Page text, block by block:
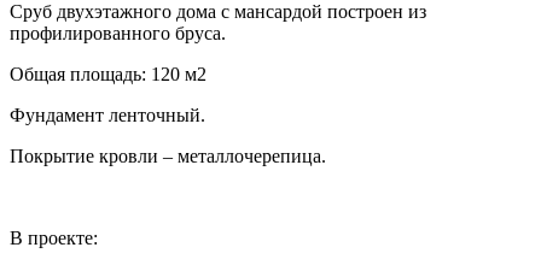
Сруб двухэтажного дома с мансардой построен из
профилированного бруса.
Общая площадь: 120 м2
Фундамент ленточный.
Покрытие кровли – металлочерепица.
В проекте: